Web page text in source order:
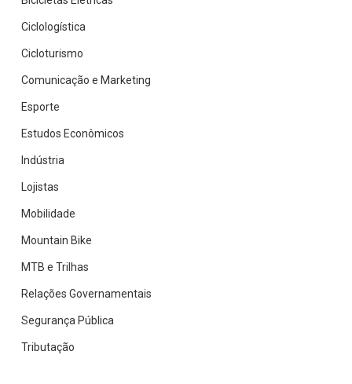
Ciclologística
Cicloturismo
Comunicação e Marketing
Esporte
Estudos Econômicos
Indústria
Lojistas
Mobilidade
Mountain Bike
MTB e Trilhas
Relações Governamentais
Segurança Pública
Tributação